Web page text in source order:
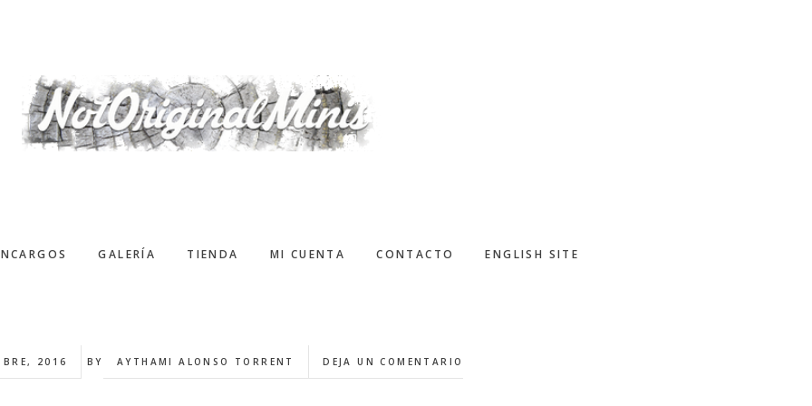
GALERÍA TIENDA MI CUENTA CONTACTO ENGLISH SITE
2016 BY AYTHAMI ALONSO TORRENT DEJA UN COMENTARIO